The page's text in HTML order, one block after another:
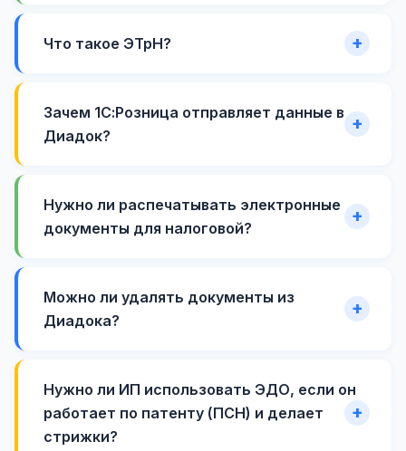
Что такое ЭТрН?
Зачем 1С:Розница отправляет данные в
Диадок?
Нужно ли распечатывать электронные
документы для налоговой?
Можно ли удалять документы из
Диадока?
Нужно ли ИП использовать ЭДО, если он
работает по патенту (ПСН) и делает
стрижки?